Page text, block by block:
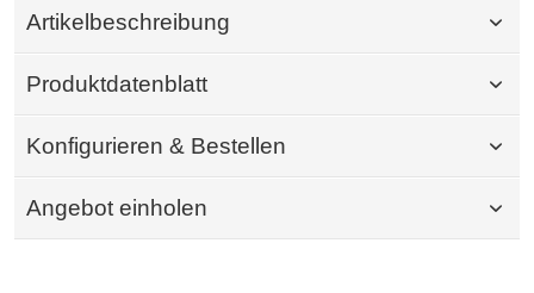
Artikelbeschreibung
Produktdatenblatt
Konfigurieren & Bestellen
Angebot einholen